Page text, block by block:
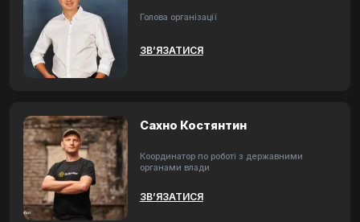
Голова організації
ЗВ’ЯЗАТИСЯ
Сахно Костянтин
Координатор по роботі з державними
органами влади
ЗВ’ЯЗАТИСЯ